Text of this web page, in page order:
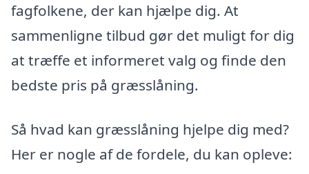
fagfolkene, der kan hjælpe dig. At
sammenligne tilbud gør det muligt for dig
at træffe et informeret valg og finde den
bedste pris på græsslåning.
Så hvad kan græsslåning hjelpe dig med?
Her er nogle af de fordele, du kan opleve: